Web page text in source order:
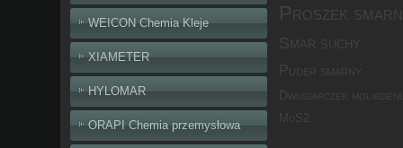
WEICON Chemia Kleje
XIAMETER
HYLOMAR
ORAPI Chemia przemysłowa
Proszek
Smar suchy
Puder smarny
Dwusiarczek
MoS2